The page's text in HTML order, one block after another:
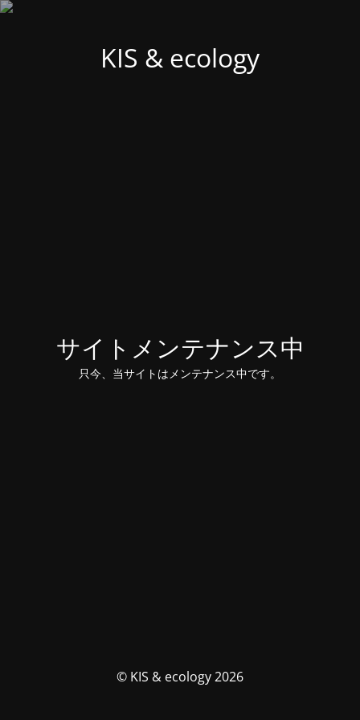
KIS & ecology
サイトメンテナンス中
只今、当サイトはメンテナンス中です。
© KIS & ecology 2026